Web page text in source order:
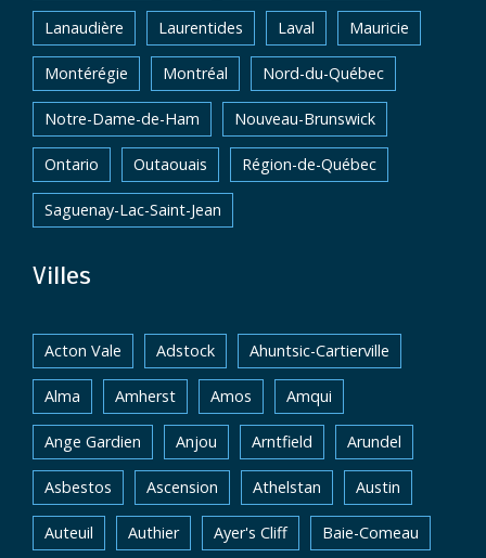
Lanaudière Laurentides Laval Mauricie
Montérégie Montréal Nord-du-Québec
Notre-Dame-de-Ham Nouveau-Brunswick
Ontario Outaouais Région-de-Québec
Saguenay-Lac-Saint-Jean
Villes
Acton Vale Adstock Ahuntsic-Cartierville
Alma Amherst Amos Amqui
Ange Gardien Anjou Arntfield Arundel
Asbestos Ascension Athelstan Austin
Auteuil Authier Ayer's Cliff Baie-Comeau